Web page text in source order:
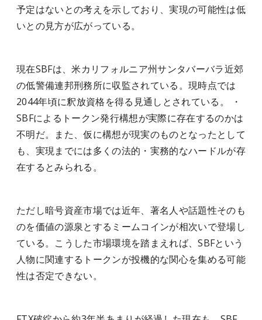
予定はないとの考えを示しており、実現の可能性は低
いとの見方が広がっている。
現在SBFは、米カリフォルニア州サンタバーバラ近郊
の低警備連邦刑務所に収監されている。現時点では
2044年頃に釈放資格を得る見通しとされている。 ・
SBFによるトークン発行構想が実際に存在するのかは
不明だ。また、仮に構想が現実のものとなったとして
も、実現までには多くの法的・実務的なハードルが存
在するとみられる。
ただし暗号資産市場では近年、著名人や話題性そのも
のを価値の源泉とするミームコインが相次いで登場し
ている。こうした市場環境を踏まえれば、SBFという
人物に関連するトークンが投機的な関心を集める可能
性は否定できない。